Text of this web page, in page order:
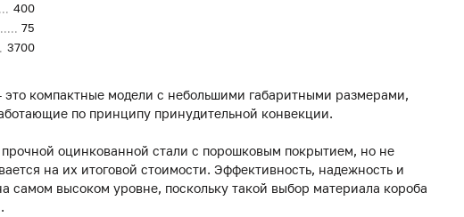
400
75
3700
это компактные модели с небольшими габаритными размерами,
по принципу принудительной конвекции.
оцинкованной стали с порошковым покрытием, но не
на их итоговой стоимости. Эффективность, надежность и
самом высоком уровне, поскольку такой выбор материала короба